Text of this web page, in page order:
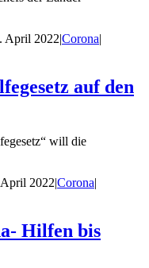
April 2022|Corona|
auf den
will die
2022|Corona|
Hilfen bis